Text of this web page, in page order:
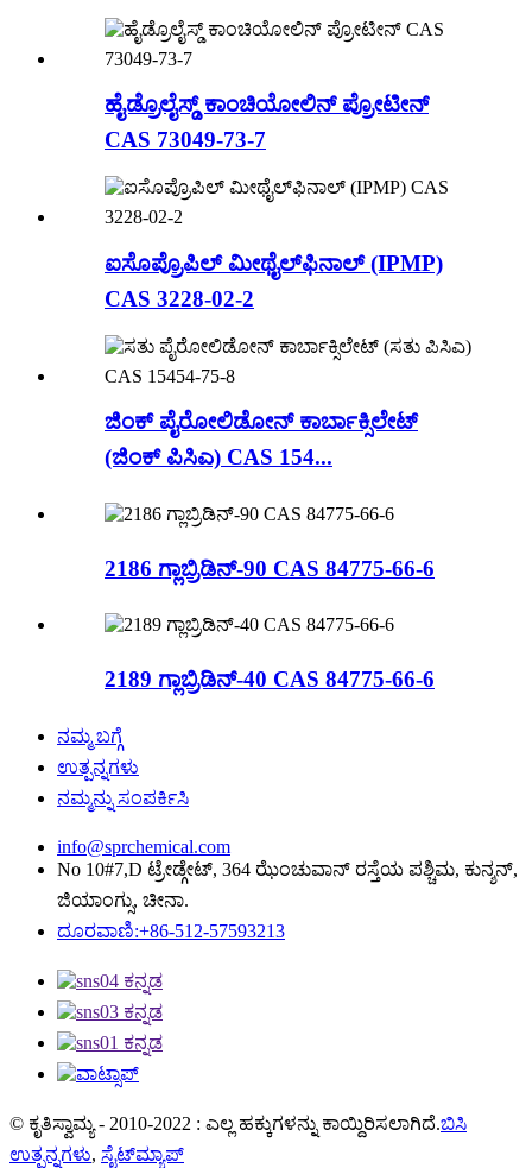
ಹೈಡ್ರೊಲೈಸ್ಡ್ ಕಾಂಚಿಯೋಲಿನ್ ಪ್ರೋಟೀನ್
CAS 73049-73-7
ಐಸೊಪ್ರೊಪಿಲ್ ಮೀಥೈಲ್‌ಫಿನಾಲ್ (IPMP)
CAS 3228-02-2
ಜಿಂಕ್ ಪೈರೋಲಿಡೋನ್ ಕಾರ್ಬಾಕ್ಸಿಲೇಟ್
(ಜಿಂಕ್ ಪಿಸಿಎ) CAS 154...
2186 ಗ್ಲಾಬ್ರಿಡಿನ್-90 CAS 84775-66-6
2189 ಗ್ಲಾಬ್ರಿಡಿನ್-40 CAS 84775-66-6
ನಮ್ಮ ಬಗ್ಗೆ
ಉತ್ಪನ್ನಗಳು
ನಮ್ಮನ್ನು ಸಂಪರ್ಕಿಸಿ
info@sprchemical.com
No 10#7,D ಟ್ರೇಡ್ಗೇಟ್, 364 ಝೆಂಚುವಾನ್ ರಸ್ತೆಯ ಪಶ್ಚಿಮ, ಕುನ್ಶನ್,
ಜಿಯಾಂಗ್ಸು, ಚೀನಾ.
ದೂರವಾಣಿ:+86-512-57593213
© ಕೃತಿಸ್ವಾಮ್ಯ - 2010-2022 : ಎಲ್ಲ ಹಕ್ಕುಗಳನ್ನು ಕಾಯ್ದಿರಿಸಲಾಗಿದೆ.ಬಿಸಿ
ಉತ್ಪನ್ನಗಳು, ಸೈಟ್‌ಮ್ಯಾಪ್